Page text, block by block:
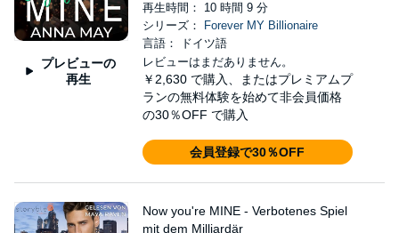
プレビューの
再生
再生時間： 10 時間 9 分
シリーズ：
Forever MY Billionaire
言語： ドイツ語
レビューはまだありません。
￥2,630 で購入、またはプレミアムプ
ランの無料体験を始めて非会員価格
の30％OFF で購入
会員登録で30％OFF
Now you're MINE - Verbotenes Spiel
mit dem Milliardär